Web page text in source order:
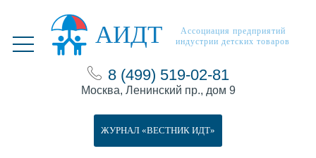
АИДТ
Ассоциация предприятий
индустрии детских товаров
8 (499) 519-02-81
Москва, Ленинский пр., дом 9
ЖУРНАЛ «ВЕСТНИК ИДТ»